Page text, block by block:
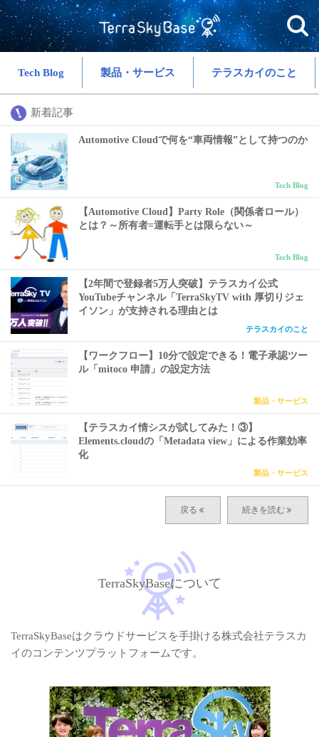
Tech Blog 製品・サービス テラスカイのこと
新着記事
Automotive Cloudで何を“車両情報”として持つのか
Tech Blog
【Automotive Cloud】Party Role（関係者ロール）
とは？～所有者=運転手とは限らない～
Tech Blog
【2年間で登録者5万人突破】テラスカイ公式
YouTubeチャンネル「TerraSkyTV with 厚切りジェ
イソン」が支持される理由とは
テラスカイのこと
【ワークフロー】10分で設定できる！電子承認ツー
ル「mitoco 申請」の設定方法
製品・サービス
【テラスカイ情シスが試してみた！③】
Elements.cloudの「Metadata view」による作業効率
化
製品・サービス
TerraSkyBaseについて
TerraSkyBaseはクラウドサービスを手掛ける株式会社テラスカ
イのコンテンツプラットフォームです。